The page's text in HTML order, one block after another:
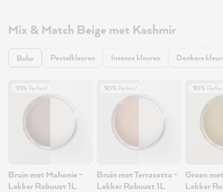
Mix & Match Beige met Kashmir
Boho Pastelkleuren Intense kleuren Donkere
93% Perfect!
Bruin met Mahonie -
Lekker Robuust 1L
90% Perfect!
Bruin met Terracotta -
Lekker Robuust 1L
90%
Groen
Lekker